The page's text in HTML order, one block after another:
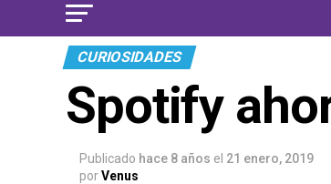
CURIOSIDADES
Spotify
Publicado hace 8 años el 21 enero, 2019
porVenus